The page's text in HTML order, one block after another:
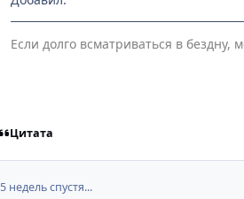
Если долго всматриваться в
Цитата
5 недель спустя...